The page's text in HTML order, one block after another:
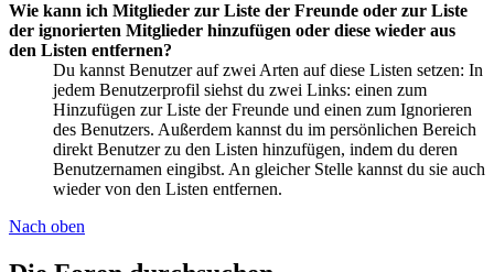
Wie kann ich Mitglieder zur Liste der Freunde oder zur Liste
der ignorierten Mitglieder hinzufügen oder diese wieder aus
den Listen entfernen?
Du kannst Benutzer auf zwei Arten auf diese Listen setzen: In
jedem Benutzerprofil siehst du zwei Links: einen zum
Hinzufügen zur Liste der Freunde und einen zum Ignorieren
des Benutzers. Außerdem kannst du im persönlichen Bereich
direkt Benutzer zu den Listen hinzufügen, indem du deren
Benutzernamen eingibst. An gleicher Stelle kannst du sie auch
wieder von den Listen entfernen.
Nach oben